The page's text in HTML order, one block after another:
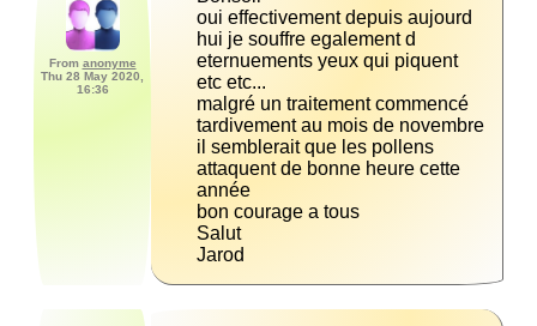
From anonyme
Thu 28 May 2020,
16:36
oui effectivement depuis aujourd
hui je souffre egalement d
eternuements yeux qui piquent
malgré un traitement commencé
il semblerait que les pollens
attaquent de bonne heure cette
Jarod